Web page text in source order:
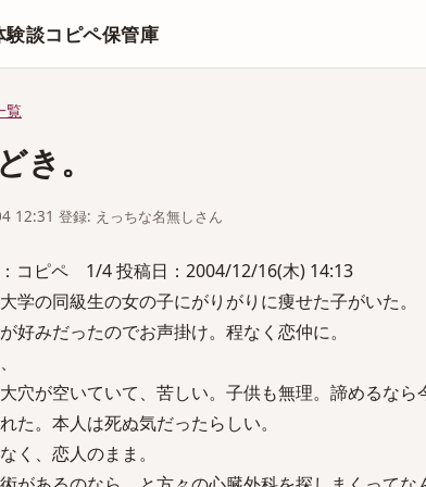
験談コピペ保管庫
覧
き。
12:31 登録: えっちな名無しさん
コピペ 1/4 投稿日：2004/12/16(木) 14:13
学の同級生の女の子にがりがりに痩せた子がいた。
好みだったのでお声掛け。程なく恋仲に。
大穴が空いていて、苦しい。子供も無理。諦めるなら
た。本人は死ぬ気だったらしい。
く、恋人のまま。